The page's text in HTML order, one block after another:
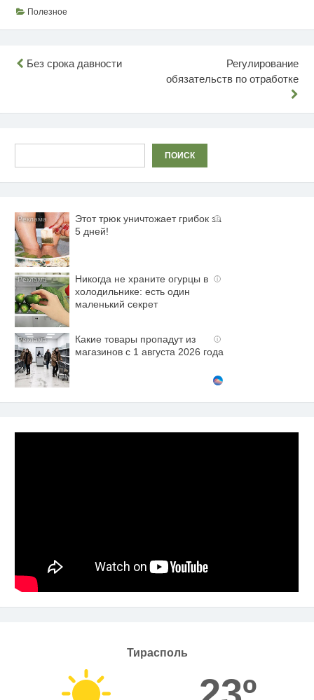
Полезное
Навигация
записям
Без срока давности
Регулирование
обязательств по отработке
ПОИСК
i
Этот трюк уничтожает грибок за
5 дней!
i
Никогда не храните огурцы в
холодильнике: есть один
маленький секрет
i
Какие товары пропадут из
магазинов с 1 августа 2026 года
Тирасполь